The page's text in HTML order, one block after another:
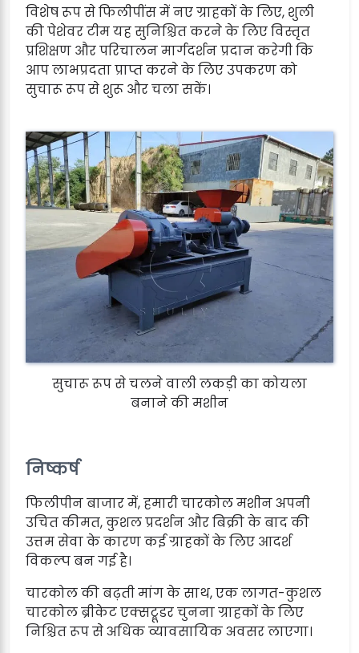
विशेष रूप से फिलीपींस में नए ग्राहकों के लिए, शुली
की पेशेवर टीम यह सुनिश्चित करने के लिए विस्तृत
प्रशिक्षण और परिचालन मार्गदर्शन प्रदान करेगी कि
आप लाभप्रदता प्राप्त करने के लिए उपकरण को
सुचारू रूप से शुरू और चला सकें।
सुचारू रूप से चलने वाली लकड़ी का कोयला
बनाने की मशीन
निष्कर्ष
फिलीपीन बाजार में, हमारी चारकोल मशीन अपनी
उचित कीमत, कुशल प्रदर्शन और बिक्री के बाद की
उत्तम सेवा के कारण कई ग्राहकों के लिए आदर्श
विकल्प बन गई है।
चारकोल की बढ़ती मांग के साथ, एक लागत-कुशल
चारकोल ब्रीकेट एक्सट्रूडर चुनना ग्राहकों के लिए
निश्चित रूप से अधिक व्यावसायिक अवसर लाएगा।